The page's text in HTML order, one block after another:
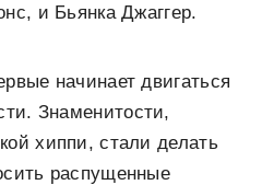
и Бьянка Джаггер.
начинает двигаться
Знаменитости,
хиппи, стали делать
распущенные